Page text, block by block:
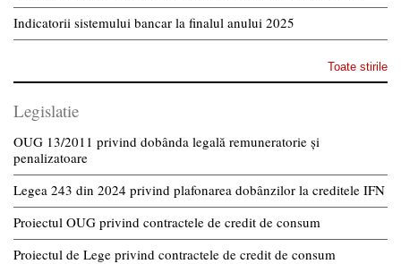
Indicatorii sistemului bancar la finalul anului 2025
Toate stirile
Legislatie
OUG 13/2011 privind dobânda legală remuneratorie și
penalizatoare
Legea 243 din 2024 privind plafonarea dobânzilor la creditele IFN
Proiectul OUG privind contractele de credit de consum
Proiectul de Lege privind contractele de credit de consum